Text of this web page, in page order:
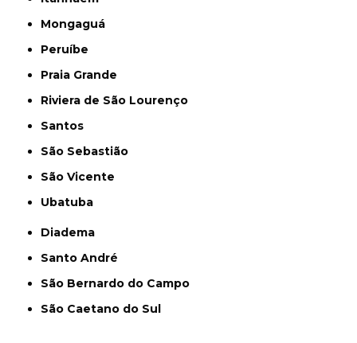
Mongaguá
Peruíbe
Praia Grande
Riviera de São Lourenço
Santos
São Sebastião
São Vicente
Ubatuba
Diadema
Santo André
São Bernardo do Campo
São Caetano do Sul